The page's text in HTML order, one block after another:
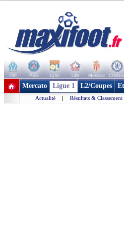
OM PSG Lyon Lille Monaco
+ de clubs
Mercato Ligue 1 L2/Coupes
Actualité | Résultats & Classement